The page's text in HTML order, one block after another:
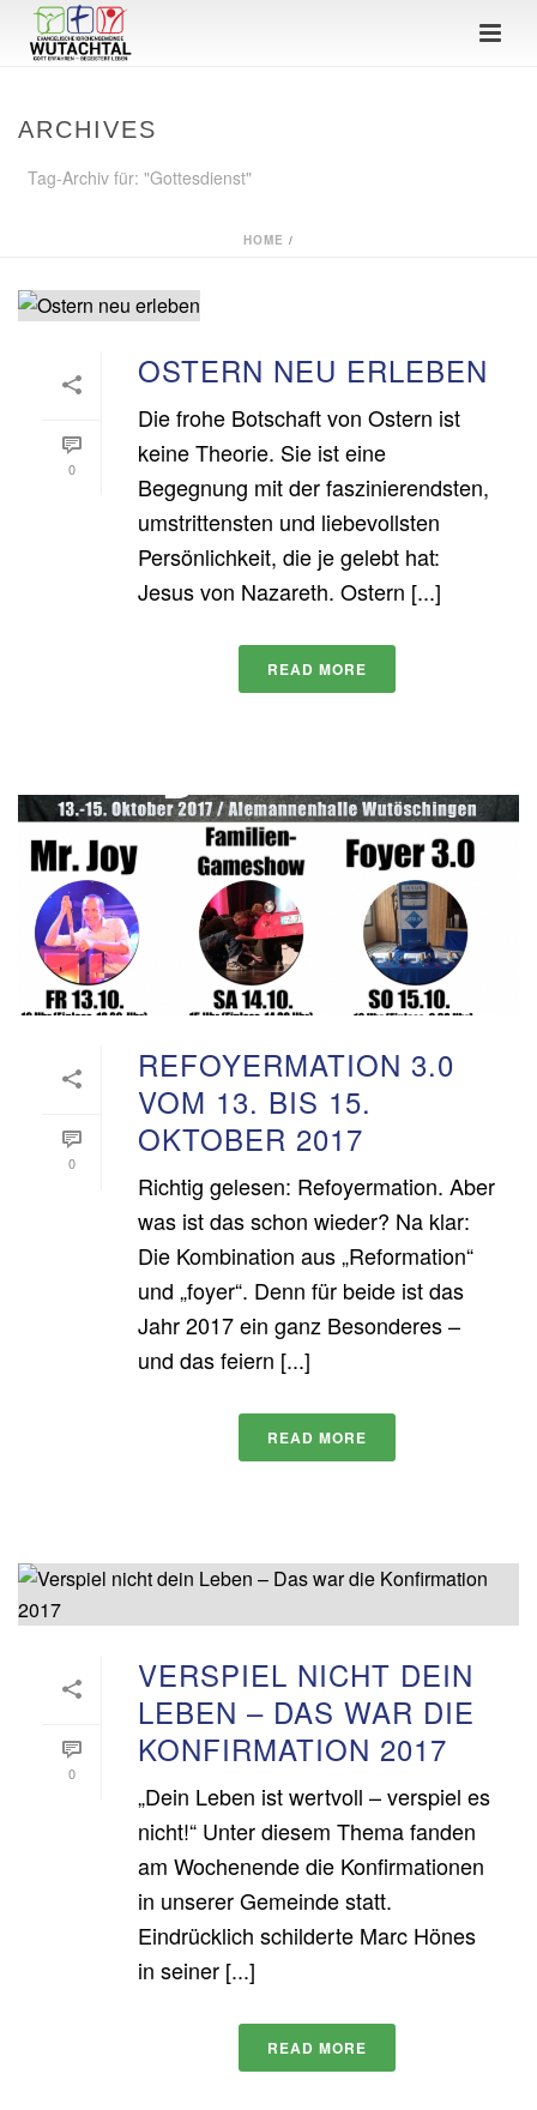
ARCHIVES
Tag-Archiv für: "Gottesdienst"
HOME /
0
OSTERN NEU ERLEBEN
Die frohe Botschaft von Ostern ist
keine Theorie. Sie ist eine
Begegnung mit der faszinierendsten,
umstrittensten und liebevollsten
Persönlichkeit, die je gelebt hat:
Jesus von Nazareth. Ostern [...]
READ MORE
0
REFOYERMATION 3.0
VOM 13. BIS 15.
OKTOBER 2017
Richtig gelesen: Refoyermation. Aber
was ist das schon wieder? Na klar:
Die Kombination aus „Reformation“
und „foyer“. Denn für beide ist das
Jahr 2017 ein ganz Besonderes –
und das feiern [...]
READ MORE
0
VERSPIEL NICHT DEIN
LEBEN – DAS WAR DIE
KONFIRMATION 2017
„Dein Leben ist wertvoll – verspiel es
nicht!“ Unter diesem Thema fanden
am Wochenende die Konfirmationen
in unserer Gemeinde statt.
Eindrücklich schilderte Marc Hönes
in seiner [...]
READ MORE